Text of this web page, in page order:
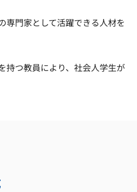
専門家として活躍できる人材を
持つ教員により、社会人学生が